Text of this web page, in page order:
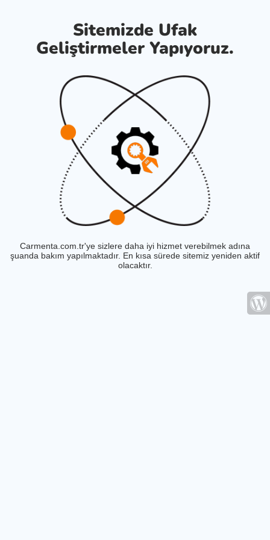
Sitemizde Ufak
Geliştirmeler Yapıyoruz.
Carmenta.com.tr'ye sizlere daha iyi hizmet verebilmek adına
şuanda bakım yapılmaktadır. En kısa sürede sitemiz yeniden aktif
olacaktır.